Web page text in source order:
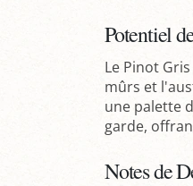
Potentiel
Le Pinot
mûrs et
une palette
garde,
Notes de